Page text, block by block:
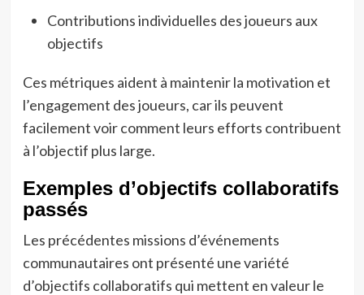
Contributions individuelles des joueurs aux
objectifs
Ces métriques aident à maintenir la motivation et
l’engagement des joueurs, car ils peuvent
facilement voir comment leurs efforts contribuent
à l’objectif plus large.
Exemples d’objectifs collaboratifs
passés
Les précédentes missions d’événements
communautaires ont présenté une variété
d’objectifs collaboratifs qui mettent en valeur le